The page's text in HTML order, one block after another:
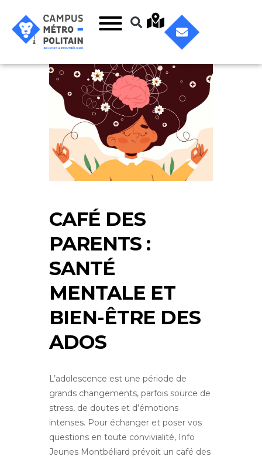
CAFÉ DES
PARENTS :
SANTÉ
MENTALE ET
BIEN-ÊTRE DES
ADOS
L’adolescence est une période de
grands changements, parfois source de
stress, de doutes et d’émotions
intenses. Pour échanger et poser vos
questions en toute convivialité, Info
Jeunes Montbéliard prévoit un café des